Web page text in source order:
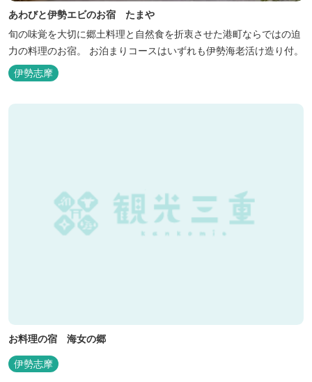
あわびと伊勢エビのお宿 たまや
旬の味覚を大切に郷土料理と自然食を折衷させた港町ならではの迫
力の料理のお宿。 お泊まりコースはいずれも伊勢海老活け造り付。
伊勢志摩
お料理の宿 海女の郷
伊勢志摩